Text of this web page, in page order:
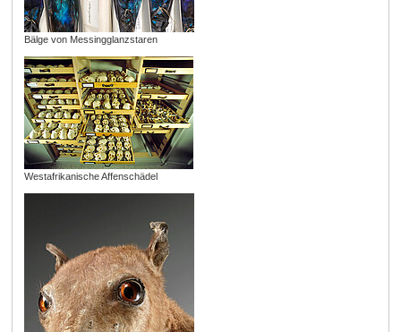
Bälge von Messingglanzstaren
Westafrikanische Affenschädel